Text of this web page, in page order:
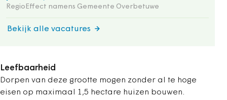
RegioEffect namens Gemeente Overbetuwe
Bekijk alle vacatures
Leefbaarheid
Dorpen van deze grootte mogen zonder al te hoge
eisen op maximaal 1,5 hectare huizen bouwen.